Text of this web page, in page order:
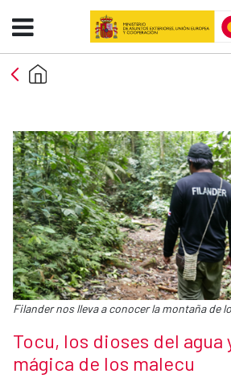
Skip to Main Content
Tocu, los dioses del
Caption:
Filander nos lleva a conocer la montaña de
News title
Tocu, los dioses del agua
mágica de los malecu